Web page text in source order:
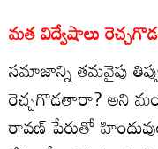
మత విద్వేషాలు
సమాజాన్ని తమవైపు
రెచ్చగొడతారా? అని
రావణ్ పేరుతో